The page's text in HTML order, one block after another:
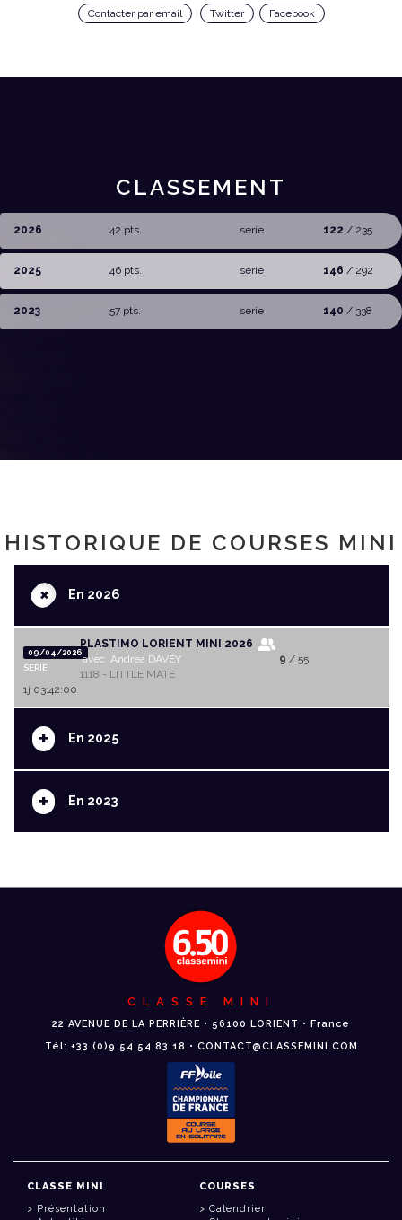
Contacter par email Twitter Facebook
CLASSEMENT
2026 42 pts. serie 122 / 235
2025 46 pts. serie 146 / 292
2023 57 pts. serie 140 / 338
HISTORIQUE DE COURSES MINI
+En 2026
09/04/2026
SERIE
PLASTIMO LORIENT MINI 2026
avec Andrea DAVEY
1118 - LITTLE MATE
9 / 55
1j 03:42:00
+ En 2025
+ En 2023
CLASSE MINI
22 AVENUE DE LA PERRIÈRE • 56100 LORIENT • France
Tél: +33 (0)9 54 54 83 18 • CONTACT@CLASSEMINI.COM
CLASSE MINI
Présentation
COURSES
Calendrier